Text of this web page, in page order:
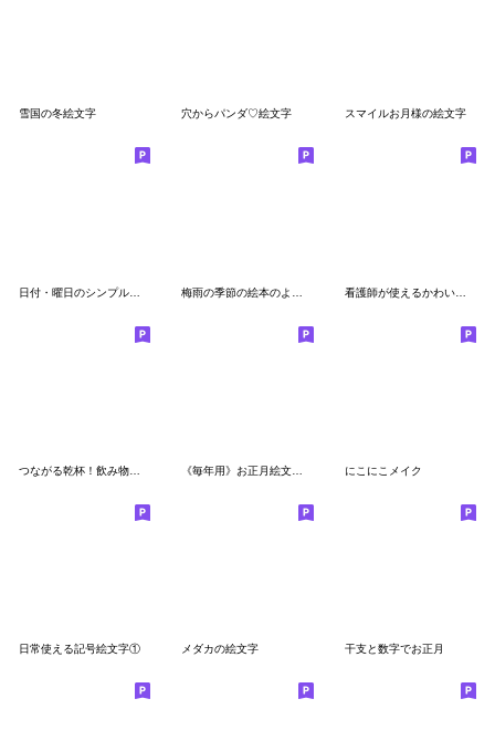
雪国の冬絵文字 穴からパンダ♡絵文字 スマイルお月様の絵文字
看護師が使えるかわいい言葉絵文字
にこにこメイク
日常使える記号絵文字① メダカの絵文字 干支と数字でお正月